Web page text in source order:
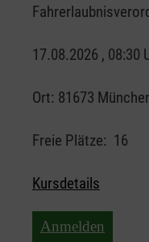
17.08.2026 , 08:30
Ort: 81673
Freie Plätze: 16
Kursdetails
Anmelden